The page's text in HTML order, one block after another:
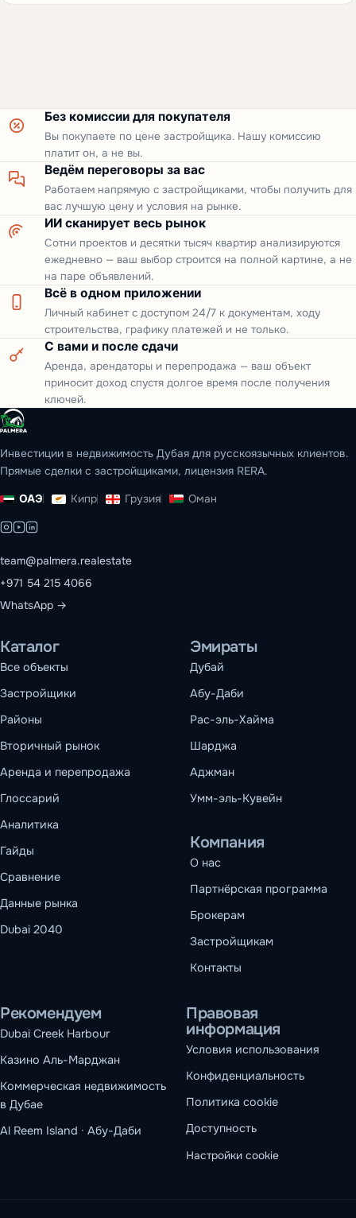
Без комиссии для покупателя
Вы покупаете по цене застройщика. Нашу комиссию
платит он, а не вы.
Ведём переговоры за вас
Работаем напрямую с застройщиками, чтобы получить для
вас лучшую цену и условия на рынке.
ИИ сканирует весь рынок
Сотни проектов и десятки тысяч квартир анализируются
ежедневно — ваш выбор строится на полной картине, а не
на паре объявлений.
Всё в одном приложении
Личный кабинет с доступом 24/7 к документам, ходу
строительства, графику платежей и не только.
С вами и после сдачи
Аренда, арендаторы и перепродажа — ваш объект
приносит доход спустя долгое время после получения
ключей.
Инвестиции в недвижимость Дубая для русскоязычных клиентов.
Прямые сделки с застройщиками, лицензия RERA.
ОАЭ Кипр Грузия Оман
team@palmera.realestate
+971 54 215 4066
WhatsApp →
Каталог
Все объекты
Застройщики
Районы
Вторичный рынок
Аренда и перепродажа
Глоссарий
Аналитика
Гайды
Сравнение
Данные рынка
Dubai 2040
Эмираты
Дубай
Абу-Даби
Рас-эль-Хайма
Шарджа
Аджман
Умм-эль-Кувейн
Компания
О нас
Партнёрская программа
Брокерам
Застройщикам
Контакты
Рекомендуем
Dubai Creek Harbour
Казино Аль-Марджан
Коммерческая недвижимость
в Дубае
Al Reem Island · Абу-Даби
Правовая
информация
Условия использования
Конфиденциальность
Политика cookie
Доступность
Настройки cookie